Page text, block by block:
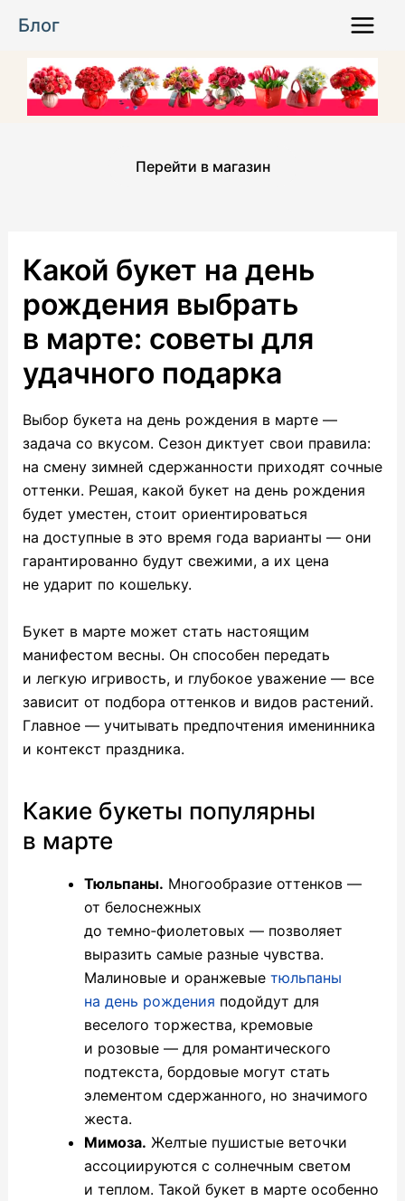
Блог
Menu
Перейти в магазин
Какой букет на день
рождения выбрать
в марте: советы для
удачного подарка
Выбор букета на день рождения в марте —
задача со вкусом. Сезон диктует свои правила:
на смену зимней сдержанности приходят сочные
оттенки. Решая, какой букет на день рождения
будет уместен, стоит ориентироваться
на доступные в это время года варианты — они
гарантированно будут свежими, а их цена
не ударит по кошельку.
Букет в марте может стать настоящим
манифестом весны. Он способен передать
и легкую игривость, и глубокое уважение — все
зависит от подбора оттенков и видов растений.
Главное — учитывать предпочтения именинника
и контекст праздника.
Какие букеты популярны
в марте
Тюльпаны. Многообразие оттенков —
от белоснежных
до темно‑фиолетовых — позволяет
выразить самые разные чувства.
Малиновые и оранжевые тюльпаны
на день рождения подойдут для
веселого торжества, кремовые
и розовые — для романтического
подтекста, бордовые могут стать
элементом сдержанного, но значимого
жеста.
Мимоза. Желтые пушистые веточки
ассоциируются с солнечным светом
и теплом. Такой букет в марте особенно